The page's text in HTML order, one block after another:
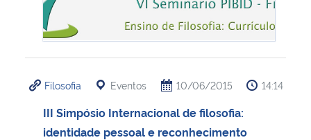
Filosofia Eventos 10/06/2015 14:14
III Simpósio Internacional de filosofia:
identidade pessoal e reconhecimento